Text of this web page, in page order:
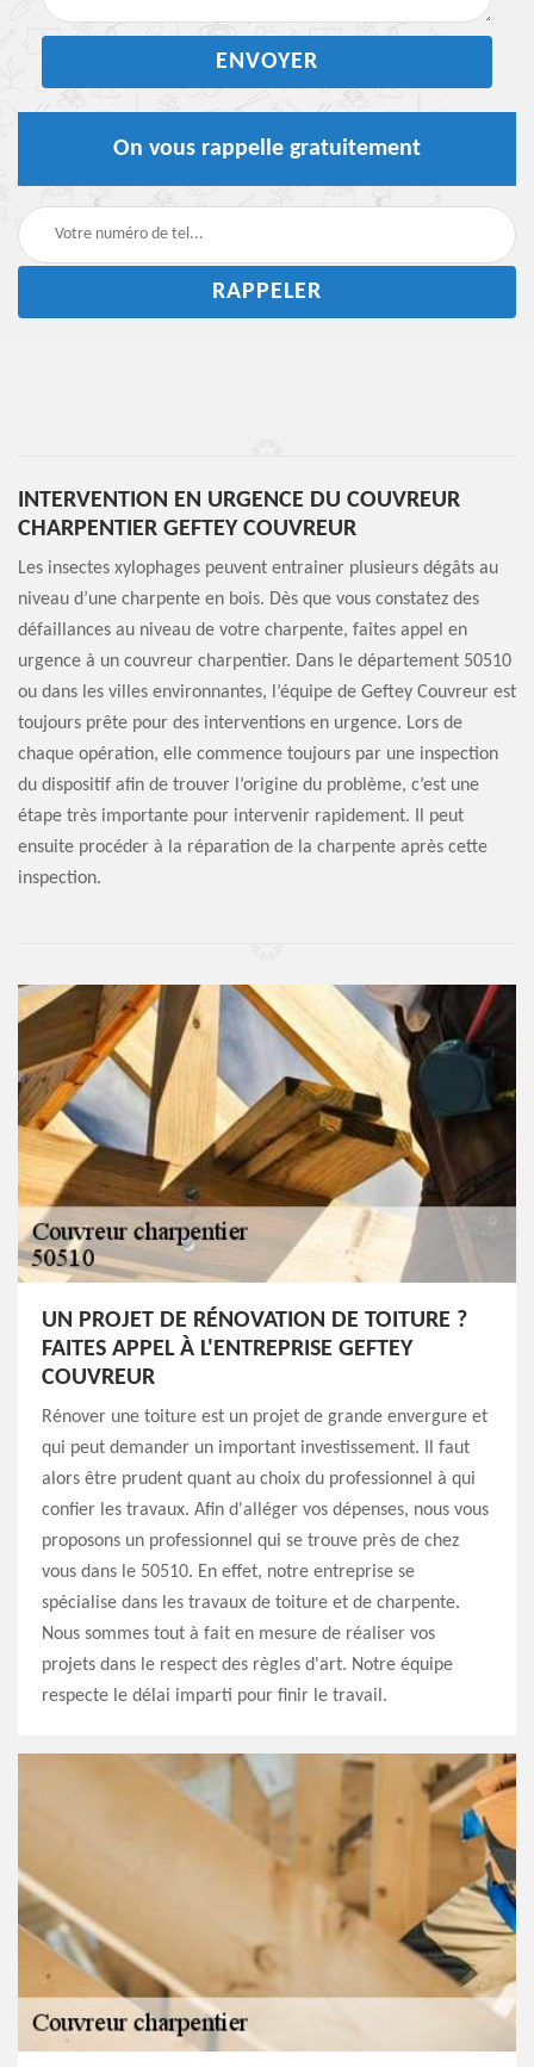
On vous rappelle gratuitement
INTERVENTION EN URGENCE DU COUVREUR
CHARPENTIER GEFTEY COUVREUR
Les insectes xylophages peuvent entrainer plusieurs dégâts au
niveau d’une charpente en bois. Dès que vous constatez des
défaillances au niveau de votre charpente, faites appel en
urgence à un couvreur charpentier. Dans le département 50510
ou dans les villes environnantes, l’équipe de Geftey Couvreur est
toujours prête pour des interventions en urgence. Lors de
chaque opération, elle commence toujours par une inspection
du dispositif afin de trouver l’origine du problème, c’est une
étape très importante pour intervenir rapidement. Il peut
ensuite procéder à la réparation de la charpente après cette
inspection.
UN PROJET DE RÉNOVATION DE TOITURE ?
FAITES APPEL À L'ENTREPRISE GEFTEY
COUVREUR
Rénover une toiture est un projet de grande envergure et
qui peut demander un important investissement. Il faut
alors être prudent quant au choix du professionnel à qui
confier les travaux. Afin d'alléger vos dépenses, nous vous
proposons un professionnel qui se trouve près de chez
vous dans le 50510. En effet, notre entreprise se
spécialise dans les travaux de toiture et de charpente.
Nous sommes tout à fait en mesure de réaliser vos
projets dans le respect des règles d'art. Notre équipe
respecte le délai imparti pour finir le travail.